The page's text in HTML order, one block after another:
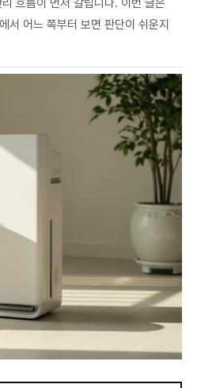
어느 쪽부터 보면 판단이 쉬운지